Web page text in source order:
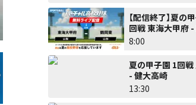
【配信終了】夏の
回戦 東海大甲府
8:00
夏の甲子園 1回戦
- 健大高崎
13:30